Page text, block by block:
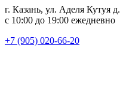
г. Казань, ул. Аделя Кутуя д.
с 10:00 до 19:00 ежедневно
+7 (905) 020-66-20